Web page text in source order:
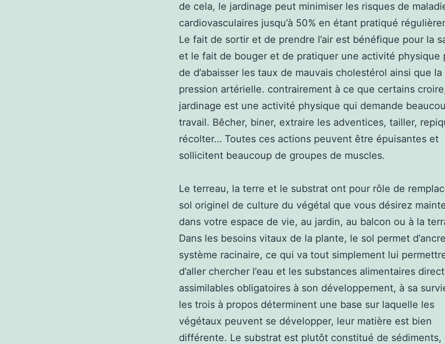
de cela, le jardinage peut minimiser les risques de
cardiovasculaires jusqu’à 50% en étant pratiqué
Le fait de sortir et de prendre l’air est bénéfique pour la
et le fait de bouger et de pratiquer une activité physique
de d’abaisser les taux de mauvais cholestérol ainsi que la
pression artérielle. contrairement à ce que certains
jardinage est une activité physique qui demande
travail. Bêcher, biner, extraire les adventices, tailler,
récolter… Toutes ces actions peuvent être épuisantes et
sollicitent beaucoup de groupes de muscles.
Le terreau, la terre et le substrat ont pour rôle de
sol originel de culture du végétal que vous désirez
dans votre espace de vie, au jardin, au balcon ou à la
Dans les besoins vitaux de la plante, le sol permet
système racinaire, ce qui va tout simplement lui
d’aller chercher l’eau et les substances alimentaires
assimilables obligatoires à son développement, à sa
les trois à propos déterminent une base sur laquelle les
végétaux peuvent se développer, leur matière est bien
différente. Le substrat est plutôt constitué de sédiments,